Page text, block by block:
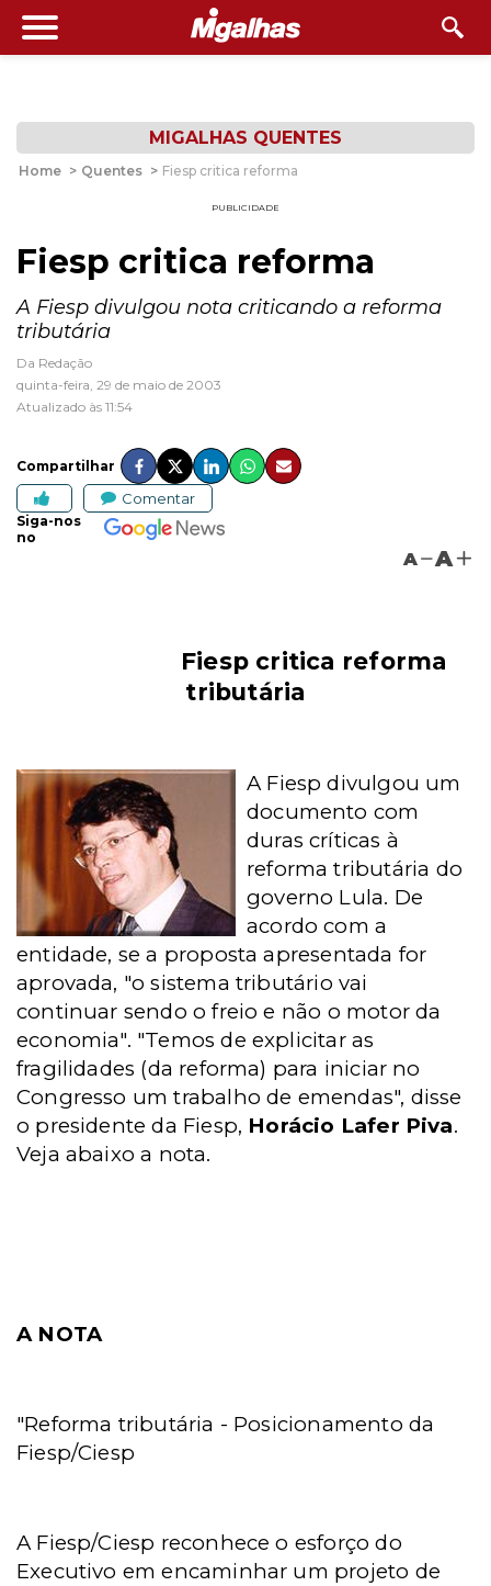
MIGALHAS QUENTES
Home > Quentes > Fiesp critica reforma
PUBLICIDADE
Fiesp critica reforma
A Fiesp divulgou nota criticando a reforma
tributária
Da Redação
quinta-feira, 29 de maio de 2003
Atualizado às 11:54
Compartilhar
Comentar
Siga-nos
no
A A
Fiesp critica reforma
tributária
A Fiesp divulgou um
documento com
duras críticas à
reforma tributária do
governo Lula. De
acordo com a
entidade, se a proposta apresentada for
aprovada, "o sistema tributário vai
continuar sendo o freio e não o motor da
economia". "Temos de explicitar as
fragilidades (da reforma) para iniciar no
Congresso um trabalho de emendas", disse
o presidente da Fiesp, Horácio Lafer Piva.
Veja abaixo a nota.
A NOTA
"Reforma tributária - Posicionamento da
Fiesp/Ciesp
A Fiesp/Ciesp reconhece o esforço do
Executivo em encaminhar um projeto de